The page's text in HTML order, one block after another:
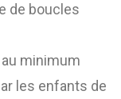
de boucles
minimum
les enfants de